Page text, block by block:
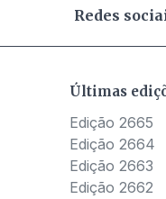
Redes
Últimas
Edição 2665
Edição 2664
Edição 2663
Edição 2662